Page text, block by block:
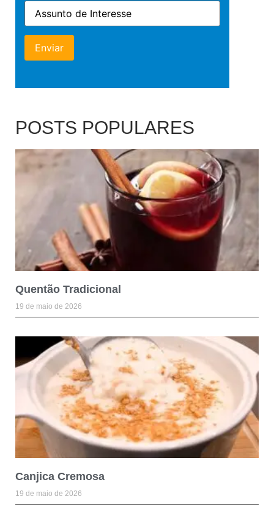
POSTS POPULARES
Quentão Tradicional
19 de maio de 2026
Canjica Cremosa
19 de maio de 2026